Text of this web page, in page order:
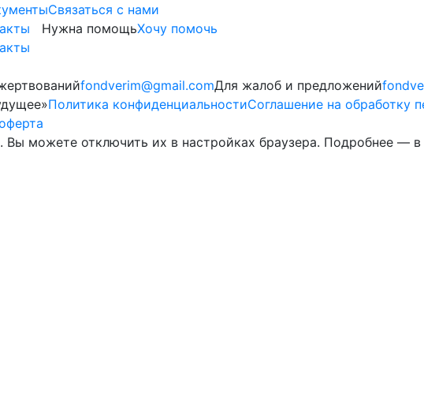
Cвязаться с нами
Нужна помощьХочу помочь
fondverim@gmail.comДля жалоб и предложений
Политика конфиденциальностиСоглашение на обработку
Вы можете отключить их в настройках браузера. Подробнее — в